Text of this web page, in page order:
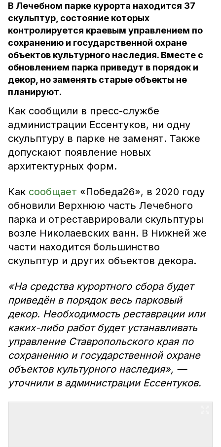
В Лечебном парке курорта находится 37
скульптур, состояние которых
контролируется краевым управлением по
сохранению и государственной охране
объектов культурного наследия. Вместе с
обновлением парка приведут в порядок и
декор, но заменять старые объекты не
планируют.
Как сообщили в пресс-службе
администрации Ессентуков, ни одну
скульптуру в парке не заменят. Также
допускают появление новых
архитектурных форм.
Как сообщает «Победа26», в 2020 году
обновили Верхнюю часть Лечебного
парка и отреставрировали скульптуры
возле Николаевских ванн. В Нижней же
части находится большинство
скульптур и других объектов декора.
«На средства курортного сбора будет
приведён в порядок весь парковый
декор. Необходимость реставрации или
каких-либо работ будет устанавливать
управление Ставропольского края по
сохранению и государственной охране
объектов культурного наследия», —
уточнили в администрации Ессентуков.